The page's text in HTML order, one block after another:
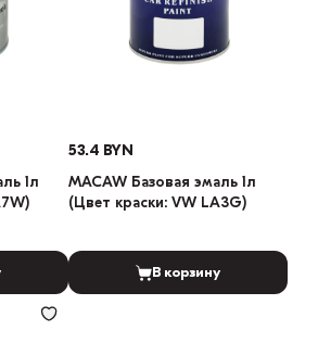
1л
53.4 BYN
MACAW Базовая эмаль 1л
(Цвет краски: VW LA3G)
В корзину